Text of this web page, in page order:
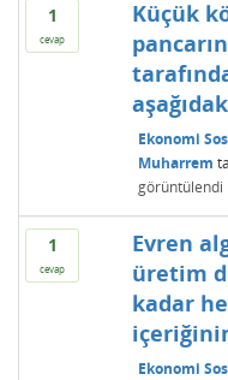
1
cevap
Küçük
Ekonomi
Muharrem
görüntülendi
1
cevap
Evren
üretim
kadar
Ekonomi